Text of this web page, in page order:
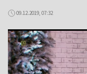
09.12.2019, 07:32